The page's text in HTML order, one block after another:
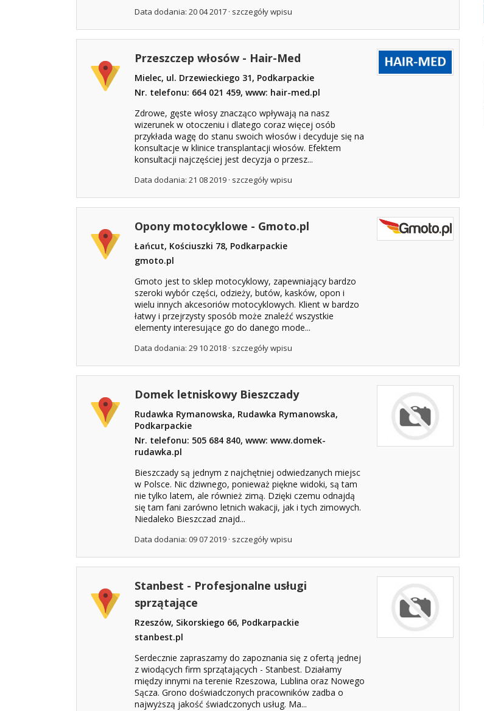
Data dodania: 20 04 2017 · szczegóły wpisu
Przeszczep włosów - Hair-Med
Mielec, ul. Drzewieckiego 31, Podkarpackie
Nr. telefonu: 664 021 459, www: hair-med.pl
Zdrowe, gęste włosy znacząco wpływają na nasz
wizerunek w otoczeniu i dlatego coraz więcej osób
przykłada wagę do stanu swoich włosów i decyduje się na
konsultacje w klinice transplantacji włosów. Efektem
konsultacji najczęściej jest decyzja o przesz...
Data dodania: 21 08 2019 · szczegóły wpisu
Opony motocyklowe - Gmoto.pl
Łańcut, Kościuszki 78, Podkarpackie
gmoto.pl
Gmoto jest to sklep motocyklowy, zapewniający bardzo
szeroki wybór części, odzieży, butów, kasków, opon i
wielu innych akcesoriów motocyklowych. Klient w bardzo
łatwy i przejrzysty sposób może znaleźć wszystkie
elementy interesujące go do danego mode...
Data dodania: 29 10 2018 · szczegóły wpisu
Domek letniskowy Bieszczady
Rudawka Rymanowska, Rudawka Rymanowska,
Podkarpackie
Nr. telefonu: 505 684 840, www: www.domek-
rudawka.pl
Bieszczady są jednym z najchętniej odwiedzanych miejsc
w Polsce. Nic dziwnego, ponieważ piękne widoki, są tam
nie tylko latem, ale również zimą. Dzięki czemu odnajdą
się tam fani zarówno letnich wakacji, jak i tych zimowych.
Niedaleko Bieszczad znajd...
Data dodania: 09 07 2019 · szczegóły wpisu
Stanbest - Profesjonalne usługi
sprzątające
Rzeszów, Sikorskiego 66, Podkarpackie
stanbest.pl
Serdecznie zapraszamy do zapoznania się z ofertą jednej
z wiodących firm sprzątających - Stanbest. Działamy
między innymi na terenie Rzeszowa, Lublina oraz Nowego
Sącza. Grono doświadczonych pracowników zadba o
najwyższą jakość świadczonych usług. Ma...